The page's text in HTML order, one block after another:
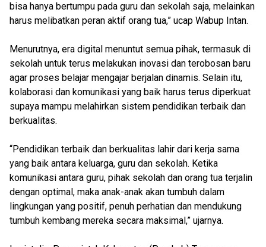
bisa hanya bertumpu pada guru dan sekolah saja, melainkan
harus melibatkan peran aktif orang tua,” ucap Wabup Intan.
Menurutnya, era digital menuntut semua pihak, termasuk di
sekolah untuk terus melakukan inovasi dan terobosan baru
agar proses belajar mengajar berjalan dinamis. Selain itu,
kolaborasi dan komunikasi yang baik harus terus diperkuat
supaya mampu melahirkan sistem pendidikan terbaik dan
berkualitas.
“Pendidikan terbaik dan berkualitas lahir dari kerja sama
yang baik antara keluarga, guru dan sekolah. Ketika
komunikasi antara guru, pihak sekolah dan orang tua terjalin
dengan optimal, maka anak-anak akan tumbuh dalam
lingkungan yang positif, penuh perhatian dan mendukung
tumbuh kembang mereka secara maksimal,” ujarnya.